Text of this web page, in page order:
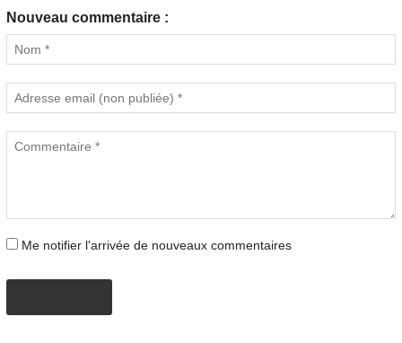
Nouveau commentaire :
Me notifier l'arrivée de nouveaux commentaires